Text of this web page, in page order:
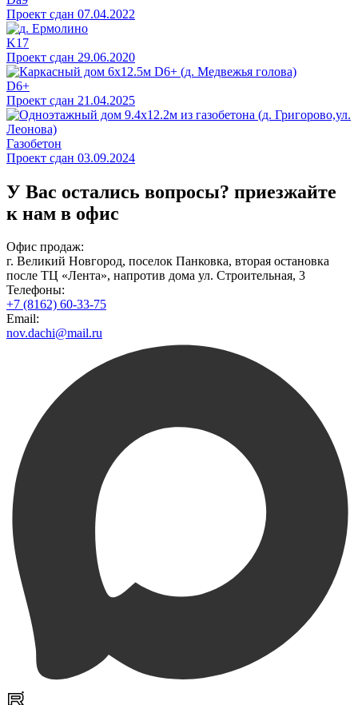
Проект сдан 07.04.2022
K17
Проект сдан 29.06.2020
D6+
Проект сдан 21.04.2025
Газобетон
Проект сдан 03.09.2024
У Вас остались вопросы? приезжайте
к нам в офис
Офис продаж:
г. Великий Новгород, поселок Панковка, вторая остановка
после ТЦ «Лента», напротив дома ул. Строительная, 3
Телефоны:
+7 (8162) 60-33-75
Email:
nov.dachi@mail.ru